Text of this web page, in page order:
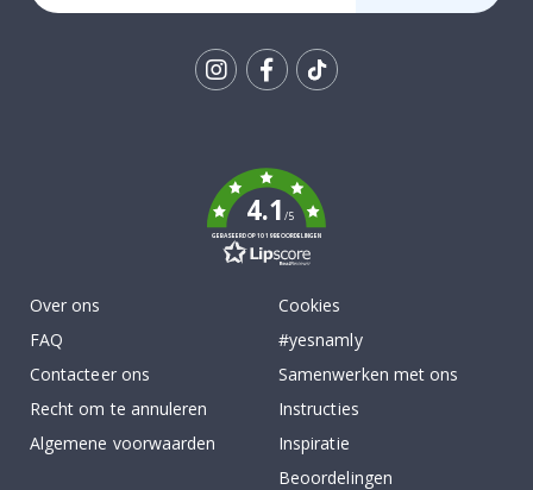
4.1/5
GEBASEERD OP 1019 BEOORDELINGEN
Over ons
FAQ
Contacteer ons
Recht om te annuleren
Algemene voorwaarden
Cookies
#yesnamly
Samenwerken met ons
Instructies
Inspiratie
Beoordelingen